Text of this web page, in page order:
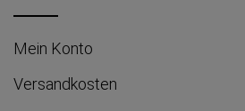
Mein Konto
Versandkosten